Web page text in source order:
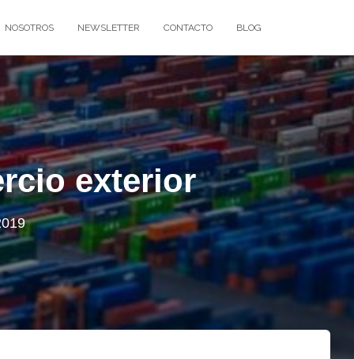
NOSOTROS NEWSLETTER CONTACTO BLOG
exterior